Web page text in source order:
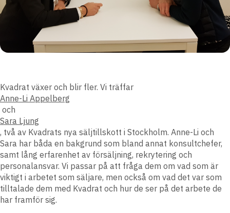
Kvadrat växer och blir fler. Vi träffar
Anne-Li Appelberg
och
Sara Ljung
, två av Kvadrats nya säljtillskott i Stockholm. Anne-Li och
Sara har båda en bakgrund som bland annat konsultchefer,
samt lång erfarenhet av försäljning, rekrytering och
personalansvar. Vi passar på att fråga dem om vad som är
viktigt i arbetet som säljare, men också om vad det var som
tilltalade dem med Kvadrat och hur de ser på det arbete de
har framför sig.